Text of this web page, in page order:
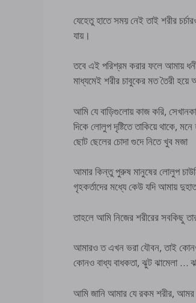
যেহেতু হাতে সময় নেই তাই শরীর
যায়।
তবে এই পরিশ্রম করার ফলে আমায়
মাধ্যমেই শরীর চাবুকের মত তৈরী
আমি যে বাড়িগুলোয় কাজ করি,
দিকে লোলুপ দৃষ্টিতে তাকিয়ে থাকে,
ছোট ছেলের চোদা গুদে নিতে খুব মজা
আমার কিন্তু পুরুষ মানুষের লোলুপ
গৃহকর্তাদের মধ্যে কেউ যদি আমায়
তাহলে আমি নিজের শরীরের সবকিছু
আমারও ত এখন ভরা যৌবন, তাই
কোনও বাধ্য বাধকতা, ঝুট ঝামেলা …
আমি জানি আমার যে রকম শরীর, আমর